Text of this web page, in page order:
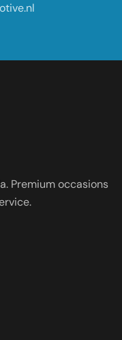
Premium occasions